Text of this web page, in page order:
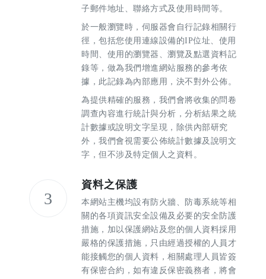
子郵件地址、聯絡方式及使用時間等。
於一般瀏覽時，伺服器會自行記錄相關行
徑，包括您使用連線設備的IP位址、使用
時間、使用的瀏覽器、瀏覽及點選資料記
錄等，做為我們增進網站服務的參考依
據，此記錄為內部應用，決不對外公佈。
為提供精確的服務，我們會將收集的問卷
調查內容進行統計與分析，分析結果之統
計數據或說明文字呈現，除供內部研究
外，我們會視需要公佈統計數據及說明文
字，但不涉及特定個人之資料。
3
資料之保護
本網站主機均設有防火牆、防毒系統等相
關的各項資訊安全設備及必要的安全防護
措施，加以保護網站及您的個人資料採用
嚴格的保護措施，只由經過授權的人員才
能接觸您的個人資料，相關處理人員皆簽
有保密合約，如有違反保密義務者，將會